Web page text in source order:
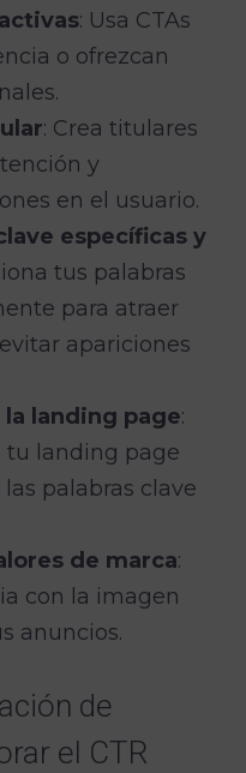
: Usa CTAs
o ofrezcan
: Crea titulares
y
en el usuario.
específicas y
tus palabras
para atraer
apariciones
landing page:
tu landing page
palabras clave
de marca:
con la imagen
anuncios.
de
el CTR